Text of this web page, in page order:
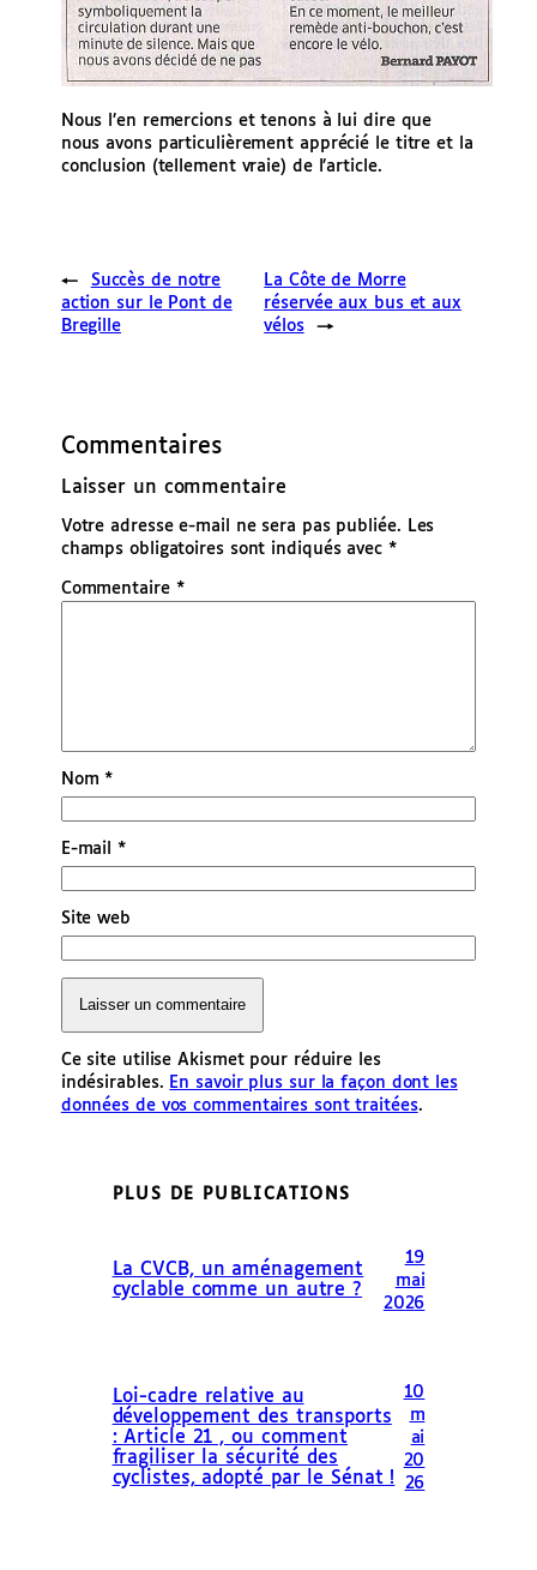
Nous l’en remercions et tenons à lui dire que
nous avons particulièrement apprécié le titre et la
conclusion (tellement vraie) de l’article.
←
Succès de notre
action sur le Pont de
Bregille
La Côte de Morre
réservée aux bus et aux
vélos
→
Commentaires
Laisser un commentaire
Votre adresse e-mail ne sera pas publiée.
Les
champs obligatoires sont indiqués avec *
Commentaire *
Nom*
E-mail*
Site web
Ce site utilise Akismet pour réduire les
indésirables. En savoir plus sur la façon dont les
données de vos commentaires sont traitées.
PLUS DE PUBLICATIONS
La CVCB, un aménagement
cyclable comme un autre ?
19
mai
2026
Loi-cadre relative au
développement des transports
: Article 21 , ou comment
fragiliser la sécurité des
cyclistes, adopté par le Sénat !
10
m
ai
20
26